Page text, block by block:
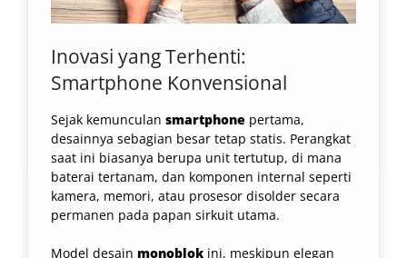
Inovasi yang Terhenti:
Smartphone Konvensional
Sejak kemunculan smartphone pertama,
desainnya sebagian besar tetap statis. Perangkat
saat ini biasanya berupa unit tertutup, di mana
baterai tertanam, dan komponen internal seperti
kamera, memori, atau prosesor disolder secara
permanen pada papan sirkuit utama.
Model desain monoblok ini, meskipun elegan